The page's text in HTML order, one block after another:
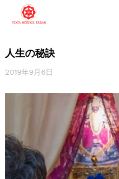
人生の秘訣
2019年9月6日